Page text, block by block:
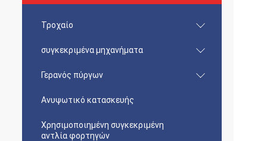
Τροχαίο
συγκεκριμένα μηχανήματα
Γερανός πύργων
Ανυψωτικό κατασκευής
Χρησιμοποιημένη συγκεκριμένη
αντλία φορτηγών